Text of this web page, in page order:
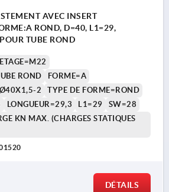
AVEC INSERT
ROND, D=40, L1=29,
TUBE ROND
ROND
FORME=A
2
TYPE DE FORME=ROND
LONGUEUR=29,3 L1=29
SW=28
KN MAX. (CHARGES STATIQUES
DÉTAILS